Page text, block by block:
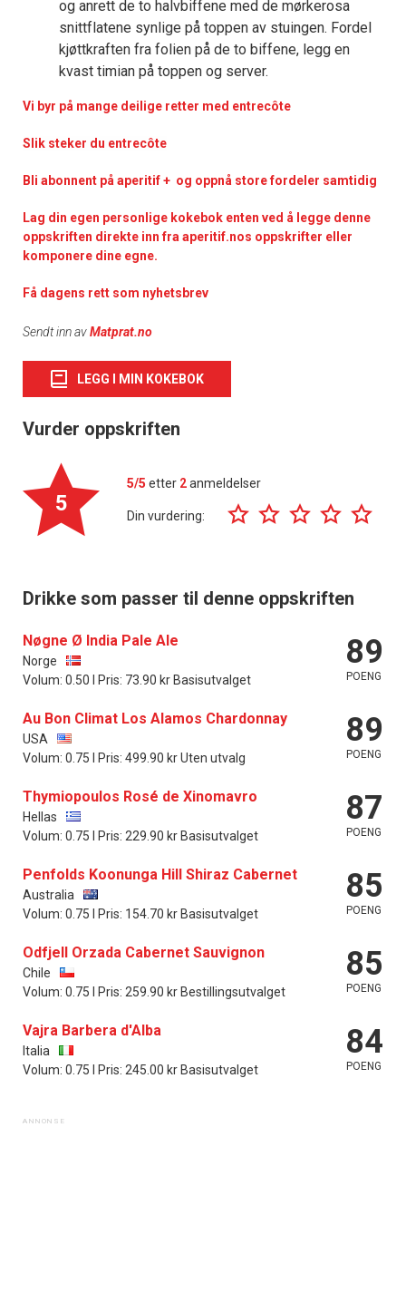
og anrett de to halvbiffene med de mørkerosa
snittflatene synlige på toppen av stuingen. Fordel
kjøttkraften fra folien på de to biffene, legg en
kvast timian på toppen og server.
Vi byr på mange deilige retter med entrecôte
Slik steker du entrecôte
Bli abonnent på aperitif + og oppnå store fordeler samtidig
Lag din egen personlige kokebok enten ved å legge denne
oppskriften direkte inn fra aperitif.nos oppskrifter eller
komponere dine egne.
Få dagens rett som nyhetsbrev
Sendt inn avMatprat.no
LEGG I MIN KOKEBOK
Vurder oppskriften
5
5/5 etter 2anmeldelser
Din vurdering:
Drikke som passer til denne oppskriften
Nøgne Ø India Pale Ale
Norge
Volum: 0.50 l Pris: 73.90 kr Basisutvalget
89
POENG
Au Bon Climat Los Alamos Chardonnay
USA
Volum: 0.75 l Pris: 499.90 kr Uten utvalg
89
POENG
Thymiopoulos Rosé de Xinomavro
Hellas
Volum: 0.75 l Pris: 229.90 kr Basisutvalget
87
POENG
Penfolds Koonunga Hill Shiraz Cabernet
Australia
Volum: 0.75 l Pris: 154.70 kr Basisutvalget
85
POENG
Odfjell Orzada Cabernet Sauvignon
Chile
Volum: 0.75 l Pris: 259.90 kr Bestillingsutvalget
85
POENG
Vajra Barbera d'Alba
Italia
Volum: 0.75 l Pris: 245.00 kr Basisutvalget
84
POENG